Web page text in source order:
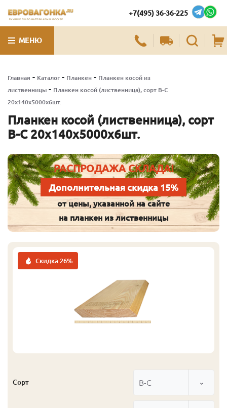
ЛУЧШИЕ ПИЛОМАТЕРИАЛЫ В МОСКВЕ
+7(495) 36-36-225
МЕНЮ
Главная - Каталог - Планкен - Планкен косой из
лиственницы - Планкен косой (лиственница), сорт В-С
20х140х5000х6шт.
Планкен косой (лиственница), сорт
В-С 20х140х5000х6шт.
РАСПРОДАЖА СКЛАДА!
Дополнительная скидка 15%
от цены, указанной на сайте
на планкен из лиственницы
Скидка 26%
Сорт В-С